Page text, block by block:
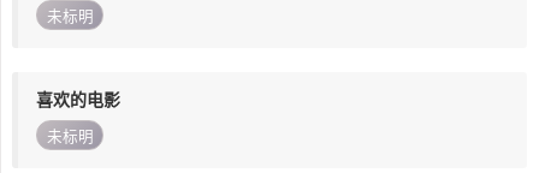
未标明
喜欢的电影
未标明